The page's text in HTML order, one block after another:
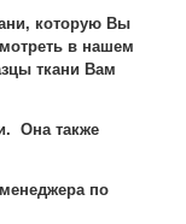
которую Вы
в нашем
ткани Вам
Она также
по